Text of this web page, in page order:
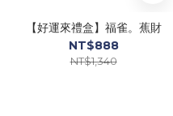
【好運來禮盒】福雀。蕉財
NT$888
NT$1,340